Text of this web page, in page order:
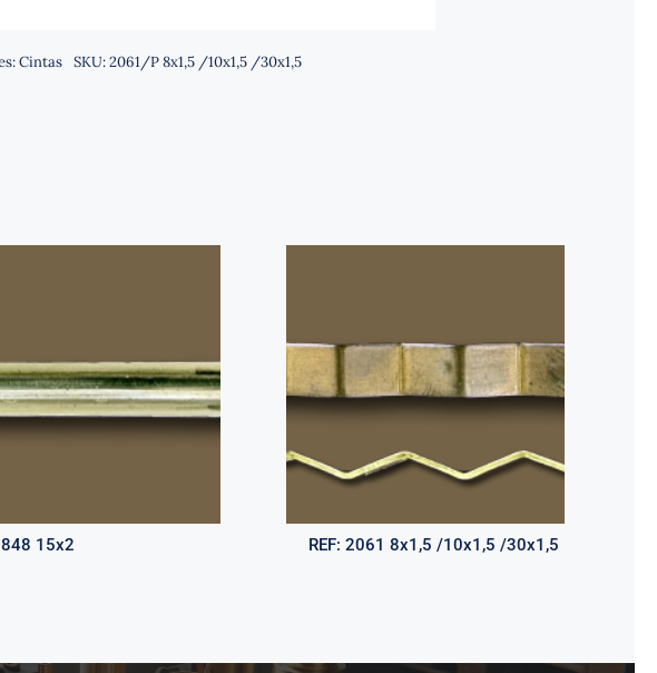
Cintas SKU:2061/P 8x1,5 /10x1,5 /30x1,5
848 15x2 REF: 2061 8x1,5 /10x1,5 /30x1,5